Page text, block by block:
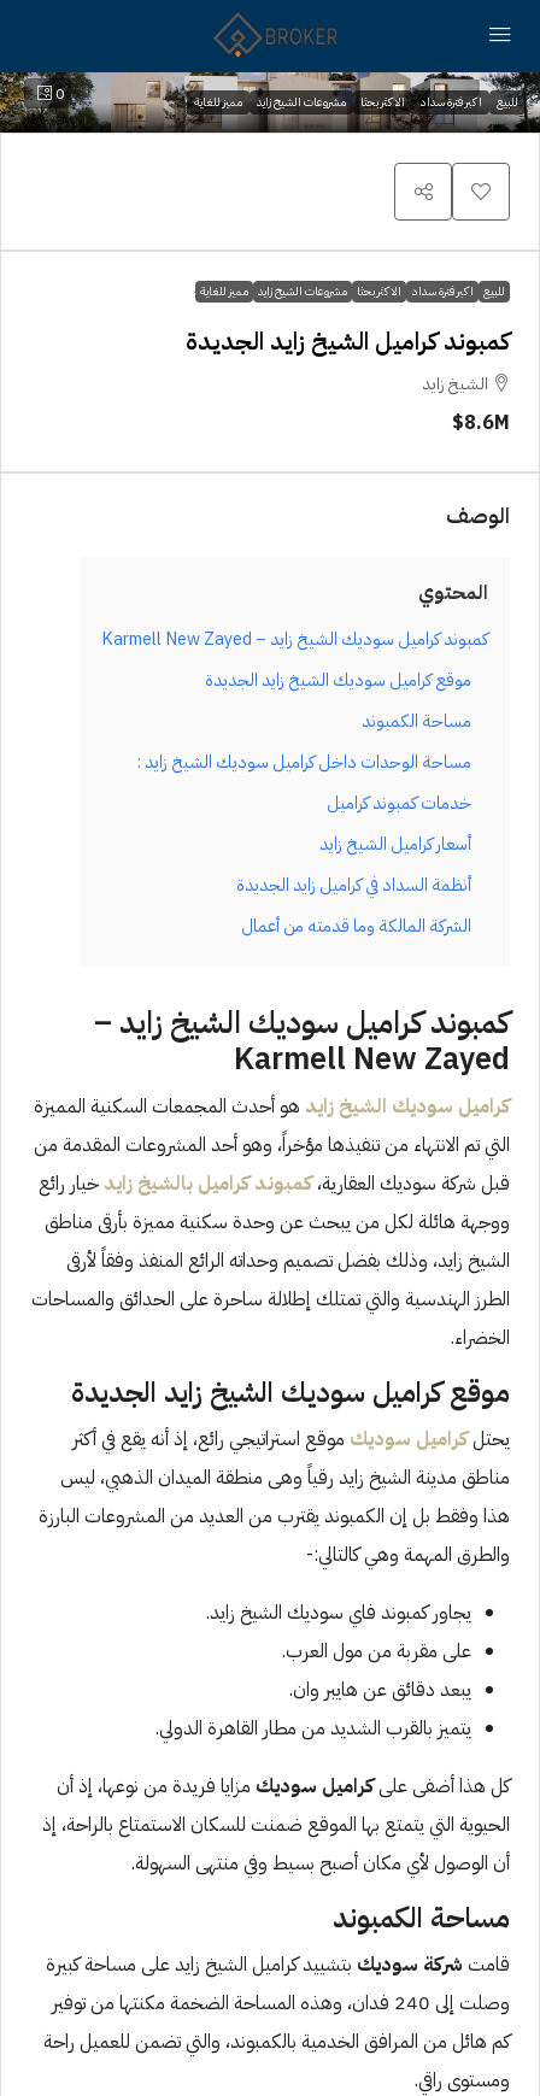
0 للبيع اكبر فترة سداد الاكثر بحثا مشروعات الشيخ زايد مميز للغاية
للبيع اكبر فترة سداد الاكثر بحثا مشروعات الشيخ زايد مميز للغاية
كمبوند كراميل الشيخ زايد الجديدة
الشيخ زايد
8.6M$
الوصف
المحتوي
كمبوند كراميل سوديك الشيخ زايد – Karmell New Zayed
موقع كراميل سوديك الشيخ زايد الجديدة
مساحة الكمبوند
مساحة الوحدات داخل كراميل سوديك الشيخ زايد :
خدمات كمبوند كراميل
أسعار كراميل الشيخ زايد
أنظمة السداد في كراميل زايد الجديدة
الشركة المالكة وما قدمته من أعمال
كمبوند كراميل سوديك الشيخ زايد –
Karmell New Zayed
كراميل سوديك الشيخ زايد هو أحدث المجمعات السكنية المميزة
التي تم الانتهاء من تنفيذها مؤخراً، وهو أحد المشروعات المقدمة من
قبل شركة سوديك العقارية،كمبوند كراميل بالشيخ زايد خيار رائع
ووجهة هائلة لكل من يبحث عن وحدة سكنية مميزة بأرقى مناطق
الشيخ زايد، وذلك بفضل تصميم وحداته الرائع المنفذ وفقاً لأرقى
الطرز الهندسية والتي تمتلك إطلالة ساحرة على الحدائق والمساحات
الخضراء.
موقع كراميل سوديك الشيخ زايد الجديدة
يحتلكراميل سوديك موقع استراتيجي رائع، إذ أنه يقع في أكثر
مناطق مدينة الشيخ زايد رقياً وهى منطقة الميدان الذهبي، ليس
هذا وفقط بل إن الكمبوند يقترب من العديد من المشروعات البارزة
والطرق المهمة وهي كالتالي:-
يجاور كمبوند فاي سوديك الشيخ زايد.
على مقربة من مول العرب.
يبعد دقائق عن هايبر وان.
يتميز بالقرب الشديد من مطار القاهرة الدولي.
كل هذا أضفى علىكراميل سوديك مزايا فريدة من نوعها، إذ أن
الحيوية التي يتمتع بها الموقع ضمنت للسكان الاستمتاع بالراحة، إذ
أن الوصول لأي مكان أصبح بسيط وفي منتهى السهولة.
مساحة الكمبوند
قامت شركة سوديك بتشييد كراميل الشيخ زايد على مساحة كبيرة
وصلت إلى 240 فدان، وهذه المساحة الضخمة مكنتها من توفير
كم هائل من المرافق الخدمية بالكمبوند، والتي تضمن للعميل راحة
ومستوى راقي.